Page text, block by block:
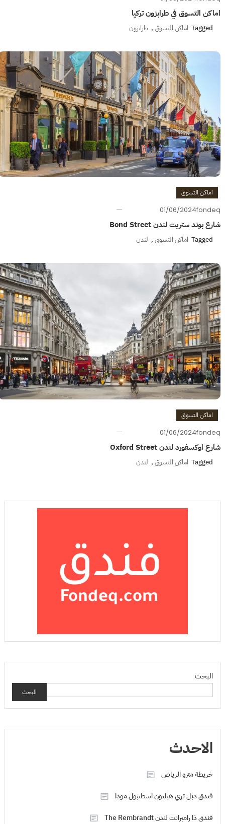
اماكن التسوق في طرابزون تركيا
Tagged اماكن التسوق , طرابزون
اماكن التسوق
01/06/2024fondeq
شارع بوند ستريت لندن Bond Street
Tagged اماكن التسوق , لندن
اماكن التسوق
01/06/2024fondeq
شارع اوكسفورد لندن Oxford Street
Tagged اماكن التسوق , لندن
البحث
البحث
الاحدث
خريطة مترو الرياض
فندق دبل تري هيلتون اسطنبول مودا
فندق ذا رامبرانت لندن The Rembrandt